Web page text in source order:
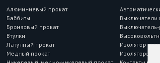
Алюминиевый прокат
Баббиты
Бронзовый прокат
Втулки
Латунный прокат
Медный прокат
Выключатели
Изолятор
Изоляторы